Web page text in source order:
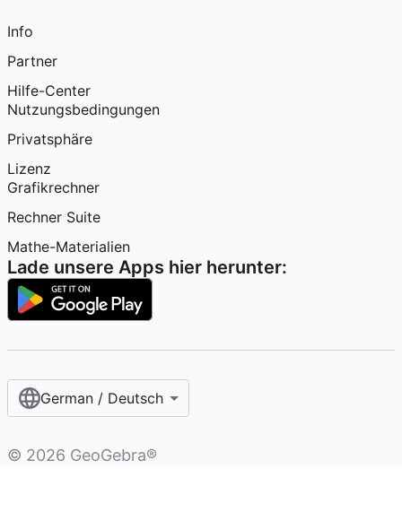
Info
Partner
Hilfe-Center
Nutzungsbedingungen
Privatsphäre
Lizenz
Grafikrechner
Rechner Suite
Mathe-Materialien
Lade unsere Apps hier herunter:
German / Deutsch
© 2026 GeoGebra®